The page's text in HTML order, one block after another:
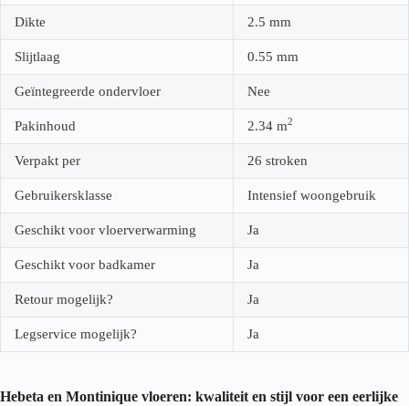
Dikte 2.5 mm
Slijtlaag 0.55 mm
Geïntegreerde ondervloer Nee
Pakinhoud 2.34 m2
Verpakt per 26 stroken
Gebruikersklasse Intensief woongebruik
Geschikt voor vloerverwarming Ja
Geschikt voor badkamer Ja
Retour mogelijk? Ja
Legservice mogelijk? Ja
Hebeta en Montinique vloeren: kwaliteit en stijl voor een eerlijke